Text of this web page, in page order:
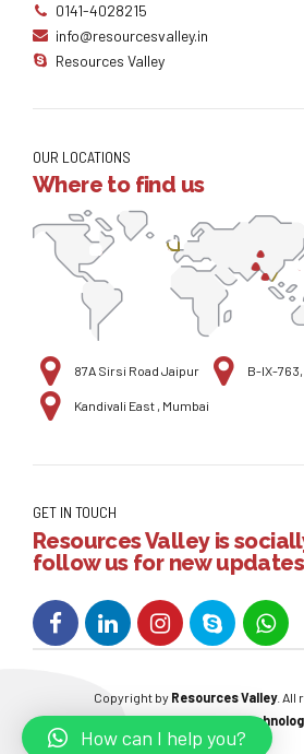
0141-4028215
info@resourcesvalley.in
Resources Valley
OUR LOCATIONS
Where to find us
87A Sirsi Road Jaipur B-IX-
Kandivali East , Mumbai
GET IN TOUCH
Resources Valley is
follow us for new
Copyright by Resources Valley. All
Powered By:W3care
How can I help you?